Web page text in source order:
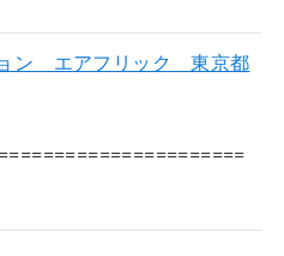
ン エアフリック 東京都